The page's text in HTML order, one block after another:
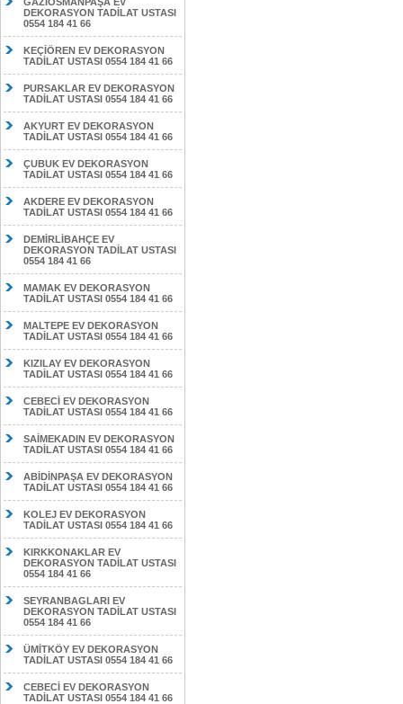
DEKORASYON TADİLAT USTASI
0554 184 41 66
KEÇİÖREN EV DEKORASYON
TADİLAT USTASI 0554 184 41 66
PURSAKLAR EV DEKORASYON
TADİLAT USTASI 0554 184 41 66
AKYURT EV DEKORASYON
TADİLAT USTASI 0554 184 41 66
ÇUBUK EV DEKORASYON
TADİLAT USTASI 0554 184 41 66
AKDERE EV DEKORASYON
TADİLAT USTASI 0554 184 41 66
DEMİRLİBAHÇE EV
DEKORASYON TADİLAT USTASI
0554 184 41 66
MAMAK EV DEKORASYON
TADİLAT USTASI 0554 184 41 66
MALTEPE EV DEKORASYON
TADİLAT USTASI 0554 184 41 66
KIZILAY EV DEKORASYON
TADİLAT USTASI 0554 184 41 66
CEBECİ EV DEKORASYON
TADİLAT USTASI 0554 184 41 66
SAİMEKADIN EV DEKORASYON
TADİLAT USTASI 0554 184 41 66
ABİDİNPAŞA EV DEKORASYON
TADİLAT USTASI 0554 184 41 66
KOLEJ EV DEKORASYON
TADİLAT USTASI 0554 184 41 66
KIRKKONAKLAR EV
DEKORASYON TADİLAT USTASI
0554 184 41 66
SEYRANBAGLARI EV
DEKORASYON TADİLAT USTASI
0554 184 41 66
ÜMİTKÖY EV DEKORASYON
TADİLAT USTASI 0554 184 41 66
CEBECİ EV DEKORASYON
TADİLAT USTASI 0554 184 41 66